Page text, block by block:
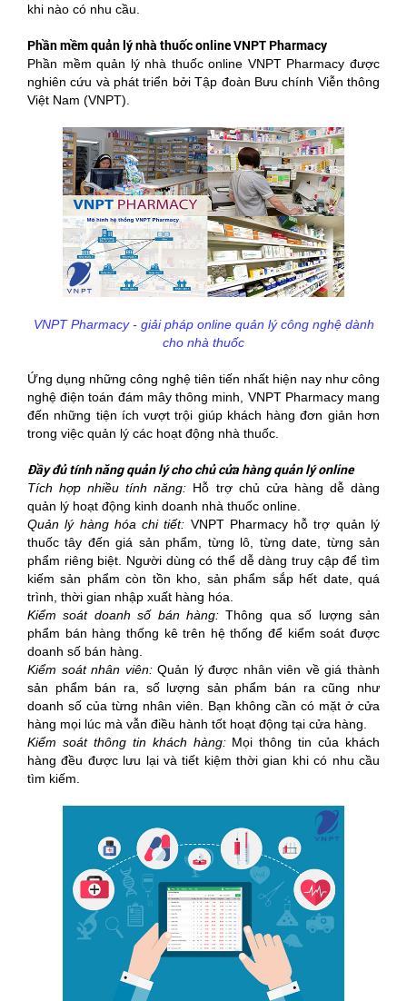
khi nào có nhu cầu.
Phần mềm quản lý nhà thuốc online VNPT Pharmacy
Phần mềm quản lý nhà thuốc online VNPT Pharmacy được
nghiên cứu và phát triển bởi Tập đoàn Bưu chính Viễn thông
Việt Nam (VNPT).
VNPT Pharmacy - giải pháp online quản lý công nghệ dành
cho nhà thuốc
Ứng dụng những công nghệ tiên tiến nhất hiện nay như công
nghệ điện toán đám mây thông minh, VNPT Pharmacy mang
đến những tiện ích vượt trội giúp khách hàng đơn giản hơn
trong việc quản lý các hoạt động nhà thuốc.
Đầy đủ tính năng quản lý cho chủ cửa hàng quản lý online
Tích hợp nhiều tính năng: Hỗ trợ chủ cửa hàng dễ dàng
quản lý hoạt động kinh doanh nhà thuốc online.
Quản lý hàng hóa chi tiết: VNPT Pharmacy hỗ trợ quản lý
thuốc tây đến giá sản phẩm, từng lô, từng date, từng sản
phẩm riêng biệt. Người dùng có thể dễ dàng truy cập để tìm
kiếm sản phẩm còn tồn kho, sản phẩm sắp hết date, quá
trình, thời gian nhập xuất hàng hóa.
Kiểm soát doanh số bán hàng:Thông qua số lượng sản
phẩm bán hàng thống kê trên hệ thống để kiểm soát được
doanh số bán hàng.
Kiểm soát nhân viên:Quản lý được nhân viên về giá thành
sản phẩm bán ra, số lượng sản phẩm bán ra cũng như
doanh số của từng nhân viên. Bạn không cần có mặt ở cửa
hàng mọi lúc mà vẫn điều hành tốt hoạt động tại cửa hàng.
Kiểm soát thông tin khách hàng:Mọi thông tin của khách
hàng đều được lưu lại và tiết kiệm thời gian khi có nhu cầu
tìm kiếm.